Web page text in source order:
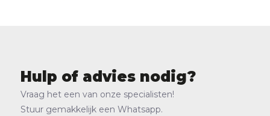
Hulp of advies nodig?
Vraag het een van onze specialisten!
Stuur gemakkelijk een Whatsapp.